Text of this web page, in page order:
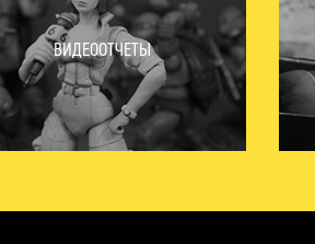
ВИДЕООТЧЕТЫ